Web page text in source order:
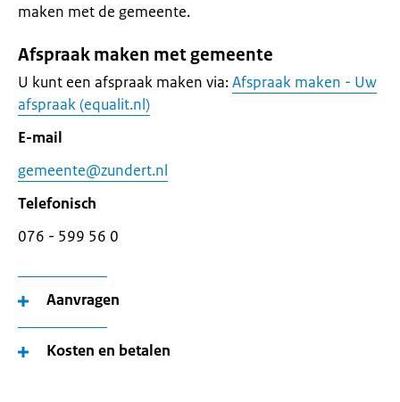
maken met de gemeente.
Afspraak maken met gemeente
U kunt een afspraak maken via:Afspraak maken - Uw
afspraak (equalit.nl)
E-mail
gemeente@zundert.nl
Telefonisch
076 - 599 56 0
Aanvragen
Kosten en betalen